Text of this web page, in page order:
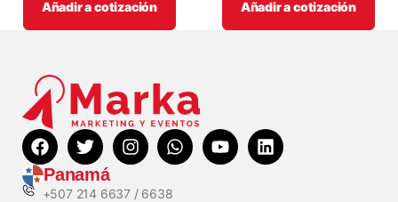
Añadir a cotización Añadir a cotización
Panamá
+507 214 6637 / 6638